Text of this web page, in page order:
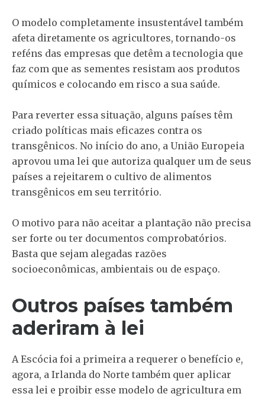
O modelo completamente insustentável também
afeta diretamente os agricultores, tornando-os
reféns das empresas que detêm a tecnologia que
faz com que as sementes resistam aos produtos
químicos e colocando em risco a sua saúde.
Para reverter essa situação, alguns países têm
criado políticas mais eficazes contra os
transgênicos. No início do ano, a União Europeia
aprovou uma lei que autoriza qualquer um de seus
países a rejeitarem o cultivo de alimentos
transgênicos em seu território.
O motivo para não aceitar a plantação não precisa
ser forte ou ter documentos comprobatórios.
Basta que sejam alegadas razões
socioeconômicas, ambientais ou de espaço.
Outros países também
aderiram à lei
A Escócia foi a primeira a requerer o benefício e,
agora, a Irlanda do Norte também quer aplicar
essa lei e proibir esse modelo de agricultura em